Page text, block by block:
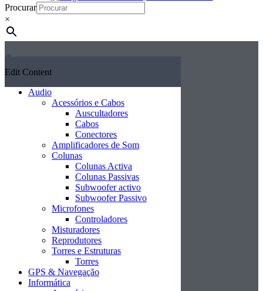
Procurar
×
Edit Content
Audio
Acessórios e Cabos
Auscultadores
Cabos
Conectores
Amplificadores de Som
Colunas
Colunas Activa
Colunas Passivas
Subwoofer activo
Subwoofer Passivo
Microfones
Controladores
Misturadores
Reprodutores
Torres e Estruturas
Torres
GPS & Navegação
Informática